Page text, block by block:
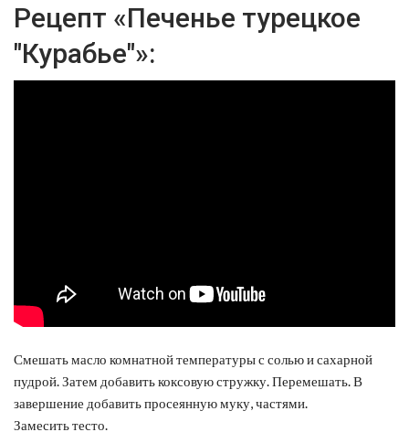
Рецепт «Печенье турецкое
"Курабье"»:
Смешать масло комнатной температуры с солью и сахарной
пудрой. Затем добавить коксовую стружку. Перемешать. В
завершение добавить просеянную муку, частями.
Замесить тесто.